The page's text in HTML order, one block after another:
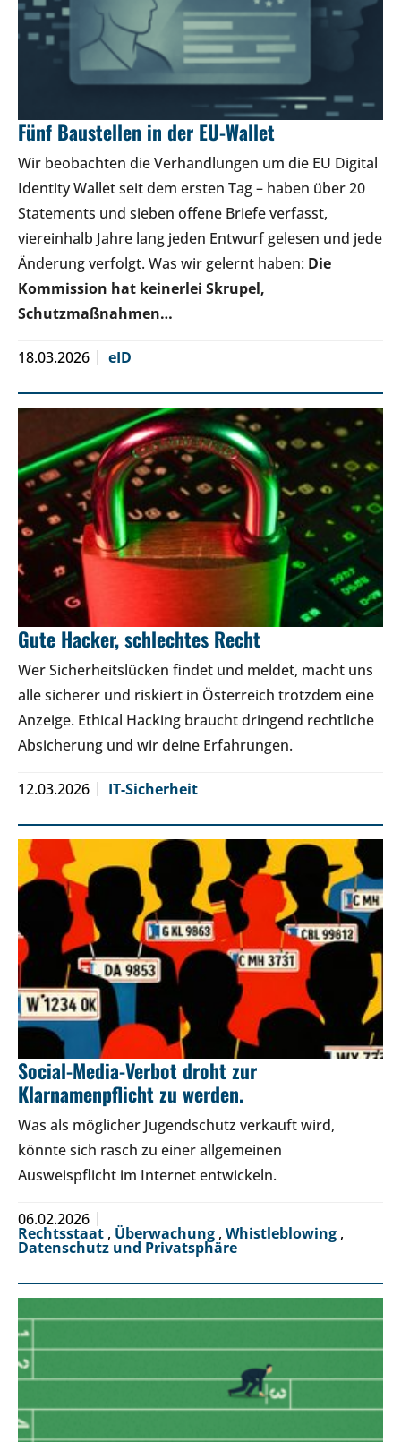
Fünf Baustellen in der EU-Wallet
Wir beobachten die Verhandlungen um die EU Digital
Identity Wallet seit dem ersten Tag – haben über 20
Statements und sieben offene Briefe verfasst,
viereinhalb Jahre lang jeden Entwurf gelesen und jede
Änderung verfolgt. Was wir gelernt haben: Die
Kommission hat keinerlei Skrupel,
Schutzmaßnahmen…
18.03.2026 eID
Gute Hacker, schlechtes Recht
Wer Sicherheitslücken findet und meldet, macht uns
alle sicherer und riskiert in Österreich trotzdem eine
Anzeige. Ethical Hacking braucht dringend rechtliche
Absicherung und wir deine Erfahrungen.
12.03.2026 IT-Sicherheit
Social-Media-Verbot droht zur
Klarnamenpflicht zu werden.
Was als möglicher Jugendschutz verkauft wird,
könnte sich rasch zu einer allgemeinen
Ausweispflicht im Internet entwickeln.
06.02.2026
Rechtsstaat , Überwachung , Whistleblowing ,
Datenschutz und Privatsphäre